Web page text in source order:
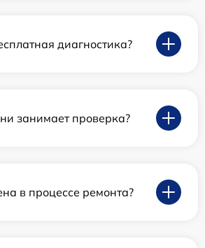
диагностика?
занимает проверка?
в процессе ремонта?